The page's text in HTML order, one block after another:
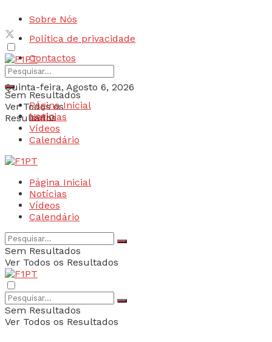
Sobre Nós
Política de privacidade
Contactos
Quinta-feira, Agosto 6, 2026
Login
Sem Resultados
Ver Todos os
Resultados
Página Inicial
Notícias
Vídeos
Calendário
Página Inicial
Notícias
Vídeos
Calendário
Sem Resultados
Ver Todos os Resultados
Sem Resultados
Ver Todos os Resultados